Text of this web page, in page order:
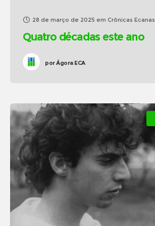
28 de março de 2025 em Crônicas Ecanas
Quatro décadas este ano
porÁgora ECA